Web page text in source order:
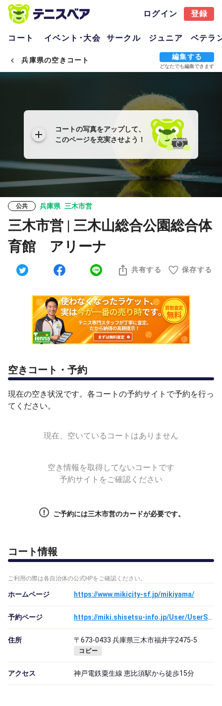
ログイン 登録
コート イベント･大会 サークル ジュニア ベテラ
兵庫県の空きコート 編集する
どなたでも編集できます
コートの写真をアップして、
このページを充実させよう！
公共 兵庫県 三木市営
三木市営 | 三木山総合公園総合体
育館 アリーナ
共有する 保存する
空きコート・予約
現在の空き状況です。各コートの予約サイトで予約を行っ
てください。
現在、空いているコートはありません
空き情報を取得してないコートです
予約サイトをご確認ください
ご予約には三木市営のカードが必要です。
コート情報
ご利用の際は各自治体の公式HPをご確認ください。
ホームページ https://www.mikicity-sf.jp/mikiyama/
予約ページ
住所 〒673-0433 兵庫県三木市福井字2475-5
コピー
アクセス 神戸電鉄粟生線 恵比須駅から徒歩15分